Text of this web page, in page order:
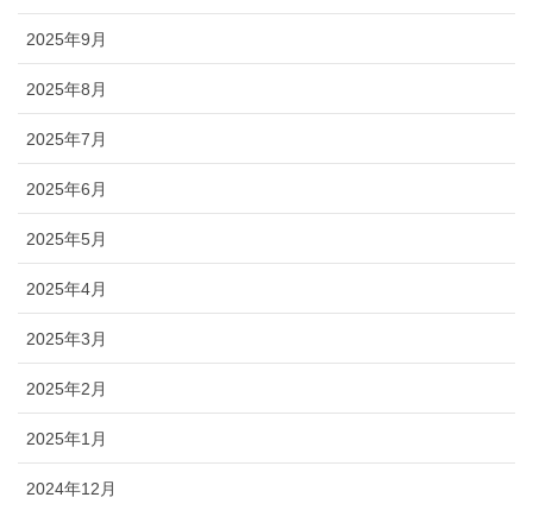
2025年9月
2025年8月
2025年7月
2025年6月
2025年5月
2025年4月
2025年3月
2025年2月
2025年1月
2024年12月